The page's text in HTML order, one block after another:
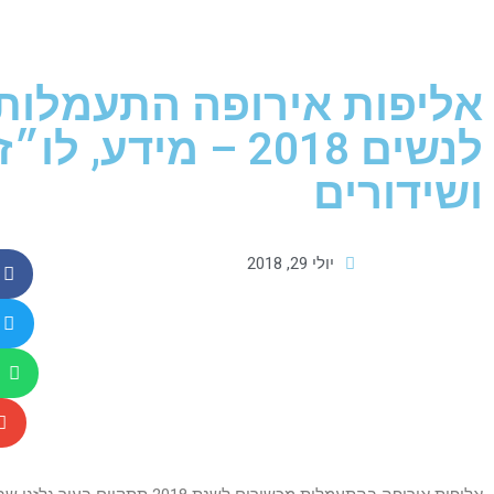
אליפות אירופה
לנשים 2018 –
ושידורים
יולי 29, 2018